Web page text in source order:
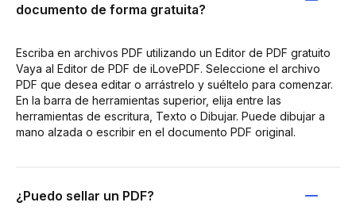
documento de forma gratuita?
Escriba en archivos PDF utilizando un Editor de PDF gratuito
Vaya al Editor de PDF de iLovePDF. Seleccione el archivo
PDF que desea editar o arrástrelo y suéltelo para comenzar.
En la barra de herramientas superior, elija entre las
herramientas de escritura, Texto o Dibujar. Puede dibujar a
mano alzada o escribir en el documento PDF original.
¿Puedo sellar un PDF?